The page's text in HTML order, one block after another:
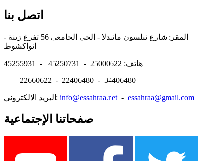
اتصل بنا
المقر: شارع نيلسون مانيدلا - الحي الجامعي 56 تفرغ زينة -
هاتف: 25000622 - 45250731 - 45255931
22660622 - 22406480 - 34406480
البريد الالكتروني: info@essahraa.net - essahraa@gmail.com
صفحاتنا الإجتماعية